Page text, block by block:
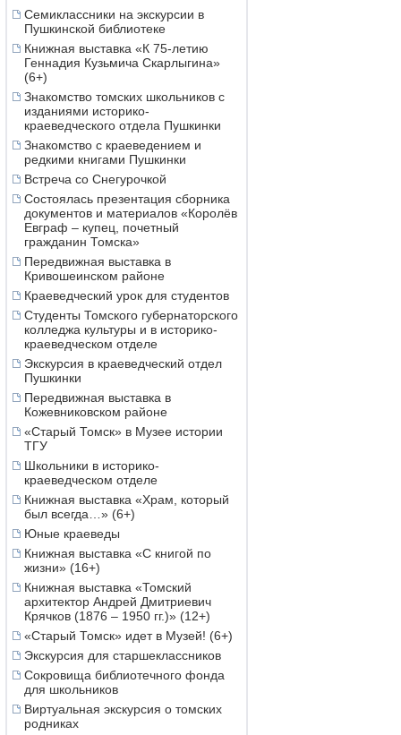
Семиклассники на экскурсии в
Пушкинской библиотеке
Книжная выставка «К 75-летию
Геннадия Кузьмича Скарлыгина»
(6+)
Знакомство томских школьников с
изданиями историко-
краеведческого отдела Пушкинки
Знакомство с краеведением и
редкими книгами Пушкинки
Встреча со Снегурочкой
Состоялась презентация сборника
документов и материалов «Королёв
Евграф – купец, почетный
гражданин Томска»
Передвижная выставка в
Кривошеинском районе
Краеведческий урок для студентов
Студенты Томского губернаторского
колледжа культуры и в историко-
краеведческом отделе
Экскурсия в краеведческий отдел
Пушкинки
Передвижная выставка в
Кожевниковском районе
«Старый Томск» в Музее истории
ТГУ
Школьники в историко-
краеведческом отделе
Книжная выставка «Храм, который
был всегда…» (6+)
Юные краеведы
Книжная выставка «С книгой по
жизни» (16+)
Книжная выставка «Томский
архитектор Андрей Дмитриевич
Крячков (1876 – 1950 гг.)» (12+)
«Старый Томск» идет в Музей! (6+)
Экскурсия для старшеклассников
Сокровища библиотечного фонда
для школьников
Виртуальная экскурсия о томских
родниках